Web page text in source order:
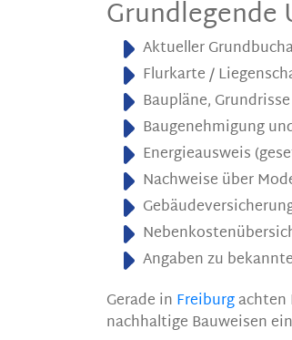
Grundlegende
Aktueller
Flurkarte /
Baupläne,
Baugenehmigung
Energieausweis
Nachweise über
Angaben zu
Gerade in Freiburg
nachhaltige Bauweisen